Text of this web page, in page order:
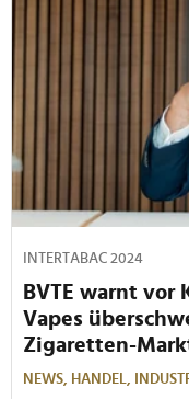
INTERTABAC 2024
BVTE warnt
Vapes
Zigaretten-
NEWS, HANDEL,